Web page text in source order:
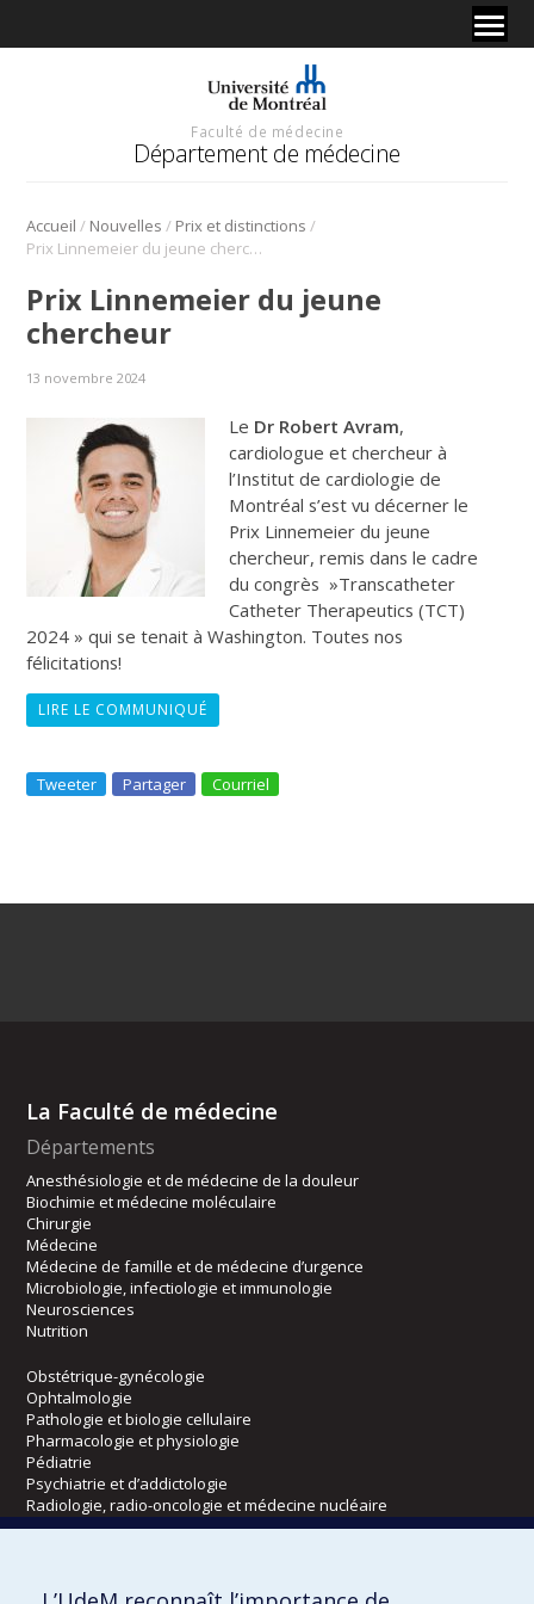
Faculté de médecine
Département de médecine
Accueil / Nouvelles / Prix et distinctions /
Prix Linnemeier du jeune chercheur
Prix Linnemeier du jeune
chercheur
13 novembre 2024
Le Dr Robert Avram,
cardiologue et chercheur à
l’Institut de cardiologie de
Montréal s’est vu décerner le
Prix Linnemeier du jeune
chercheur, remis dans le cadre
du congrès »Transcatheter
Catheter Therapeutics (TCT)
2024 » qui se tenait à Washington. Toutes nos
félicitations!
LIRE LE COMMUNIQUÉ
Tweeter Partager Courriel
La Faculté de médecine
Départements
Anesthésiologie et de médecine de la douleur
Biochimie et médecine moléculaire
Chirurgie
Médecine
Médecine de famille et de médecine d’urgence
Microbiologie, infectiologie et immunologie
Neurosciences
Nutrition
Obstétrique-gynécologie
Ophtalmologie
Pathologie et biologie cellulaire
Pharmacologie et physiologie
Pédiatrie
Psychiatrie et d’addictologie
Radiologie, radio-oncologie et médecine nucléaire